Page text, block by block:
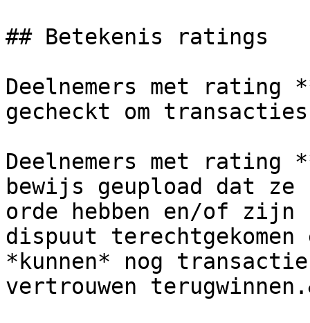
## Betekenis ratings
Deelnemers met
gecheckt om
Deelnemers met
bewijs geupload dat ze
orde hebben en/of
dispuut
*kunnen* nog
vertrouwen